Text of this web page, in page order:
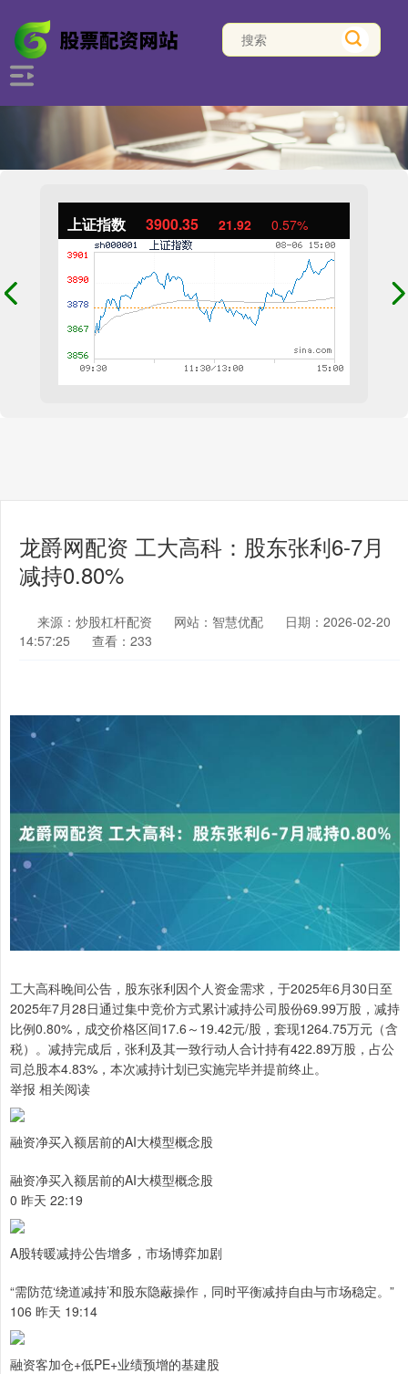
上证指数 3900.35 21.92 0.57%
龙爵网配资 工大高科：股东张利6-7月
减持0.80%
来源：炒股杠杆配资 网站：智慧优配
日期：2026-02-20
14:57:25
查看：233
工大高科晚间公告，股东张利因个人资金需求，于2025年6月30日至
2025年7月28日通过集中竞价方式累计减持公司股份69.99万股，减持
比例0.80%，成交价格区间17.6～19.42元/股，套现1264.75万元（含
税）。减持完成后，张利及其一致行动人合计持有422.89万股，占公
司总股本4.83%，本次减持计划已实施完毕并提前终止。
举报 相关阅读
融资净买入额居前的AI大模型概念股
融资净买入额居前的AI大模型概念股
0 昨天 22:19
A股转暖减持公告增多，市场博弈加剧
“需防范‘绕道减持’和股东隐蔽操作，同时平衡减持自由与市场稳定。”
106 昨天 19:14
融资客加仓+低PE+业绩预增的基建股